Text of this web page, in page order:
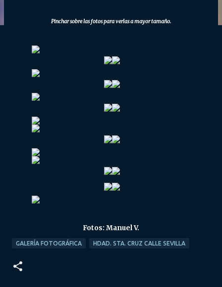
Pinchar sobre las fotos para verlas a mayor tamaño.
Fotos: Manuel V.
GALERÍA FOTOGRÁFICA HDAD. STA. CRUZ CALLE SEVILLA